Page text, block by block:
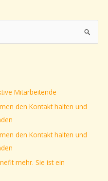
Mitarbeitende
den Kontakt halten und
den Kontakt halten und
mehr. Sie ist ein